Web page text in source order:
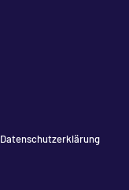
Datenschutzerklärung